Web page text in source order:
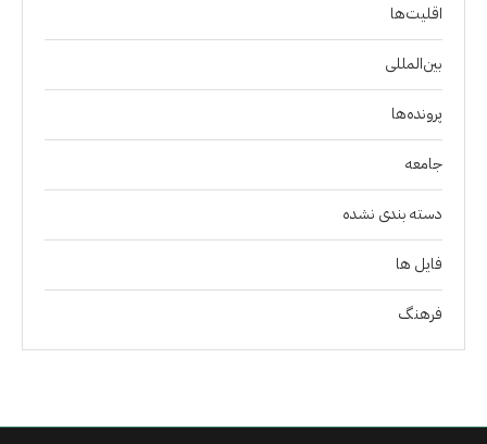
اقلیت‌ها
بین‌المللی
پرونده‌ها
جامعه
دسته بندی نشده
فايل ها
فرهنگ